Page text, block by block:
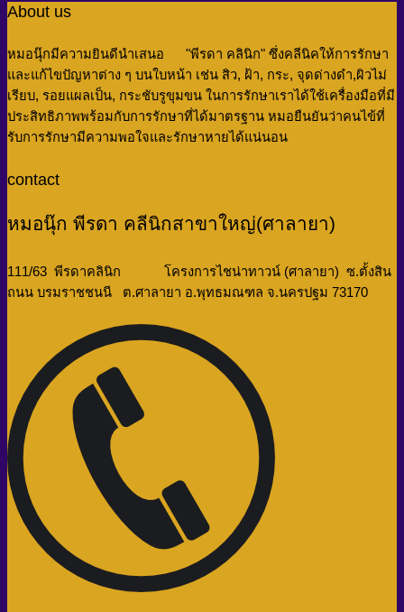
About us
หมอนุ๊กมีความยินดีนำเสนอ "พีรดา คลินิก" ซึ่งคลีนิคให้การรักษา
และแก้ไขปัญหาต่าง ๆ บนใบหน้า เช่น สิว, ฝ้า, กระ, จุดด่างดำ,ผิวไม่
เรียบ, รอยแผลเป็น, กระชับรูขุมขน ในการรักษาเราได้ใช้เครื่องมือที่มี
ประสิทธิภาพพร้อมกับการรักษาที่ได้มาตรฐาน หมอยืนยันว่าคนไข้ที่
รับการรักษามีความพอใจและรักษาหายได้แน่นอน
contact
หมอนุ๊ก พีรดา คลีนิกสาขาใหญ่(ศาลายา)
111/63 พีรดาคลินิก โครงการไชน่าทาวน์ (ศาลายา) ซ.ตั้งสิน
ถนน บรมราชชนนี ต.ศาลายา อ.พุทธมณฑล จ.นครปฐม 73170